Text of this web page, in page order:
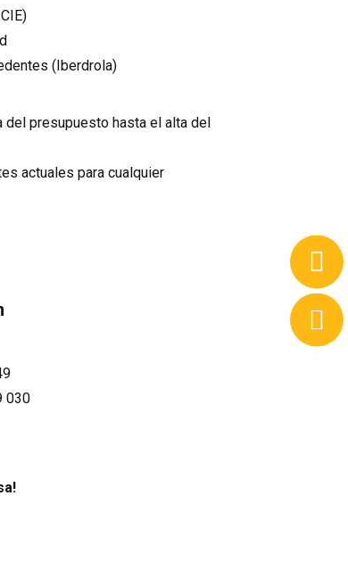
(Iberdrola)
presupuesto hasta el alta del
actuales para cualquier
030